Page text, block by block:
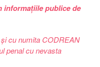
informațiile publice de
cu numita CODREAN
penal cu nevasta